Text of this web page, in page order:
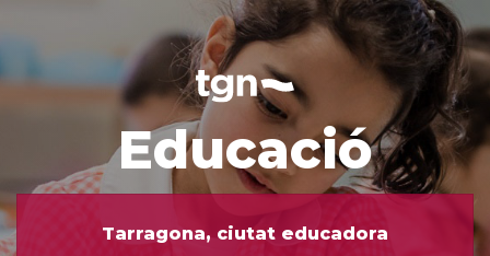
Educació
Tarragona, ciutat educadora